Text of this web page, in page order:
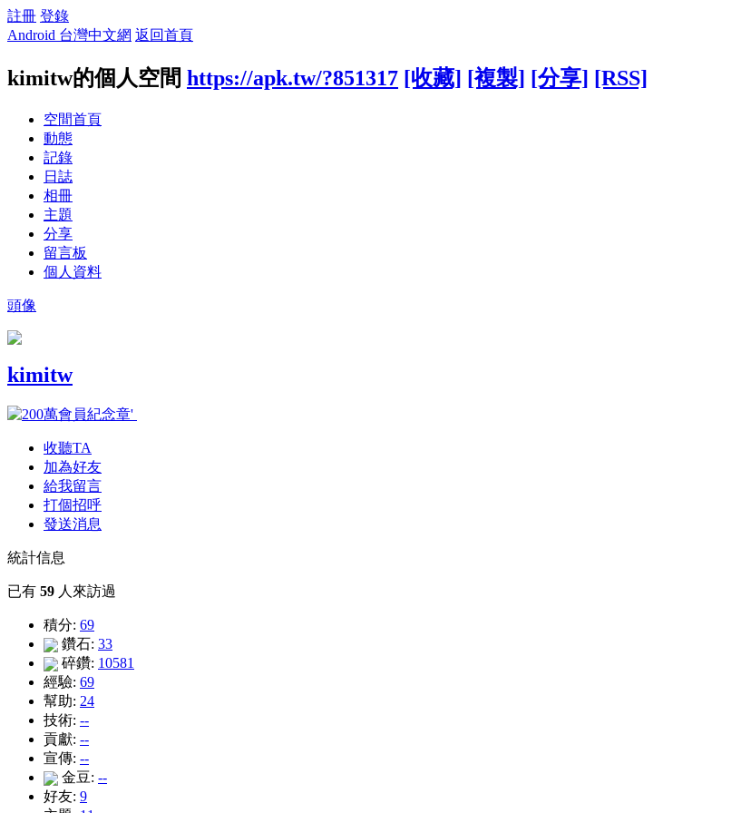
註冊 登錄
Android 台灣中文網 返回首頁
kimitw的個人空間 https://apk.tw/?851317 [收藏] [複製] [分享] [RSS]
空間首頁
動態
記錄
日誌
相冊
主題
分享
留言板
個人資料
頭像
kimitw
收聽TA
加為好友
給我留言
打個招呼
發送消息
統計信息
已有 59 人來訪過
積分: 69
鑽石: 33
碎鑽: 10581
經驗: 69
幫助: 24
技術: --
貢獻: --
宣傳: --
金豆: --
好友: 9